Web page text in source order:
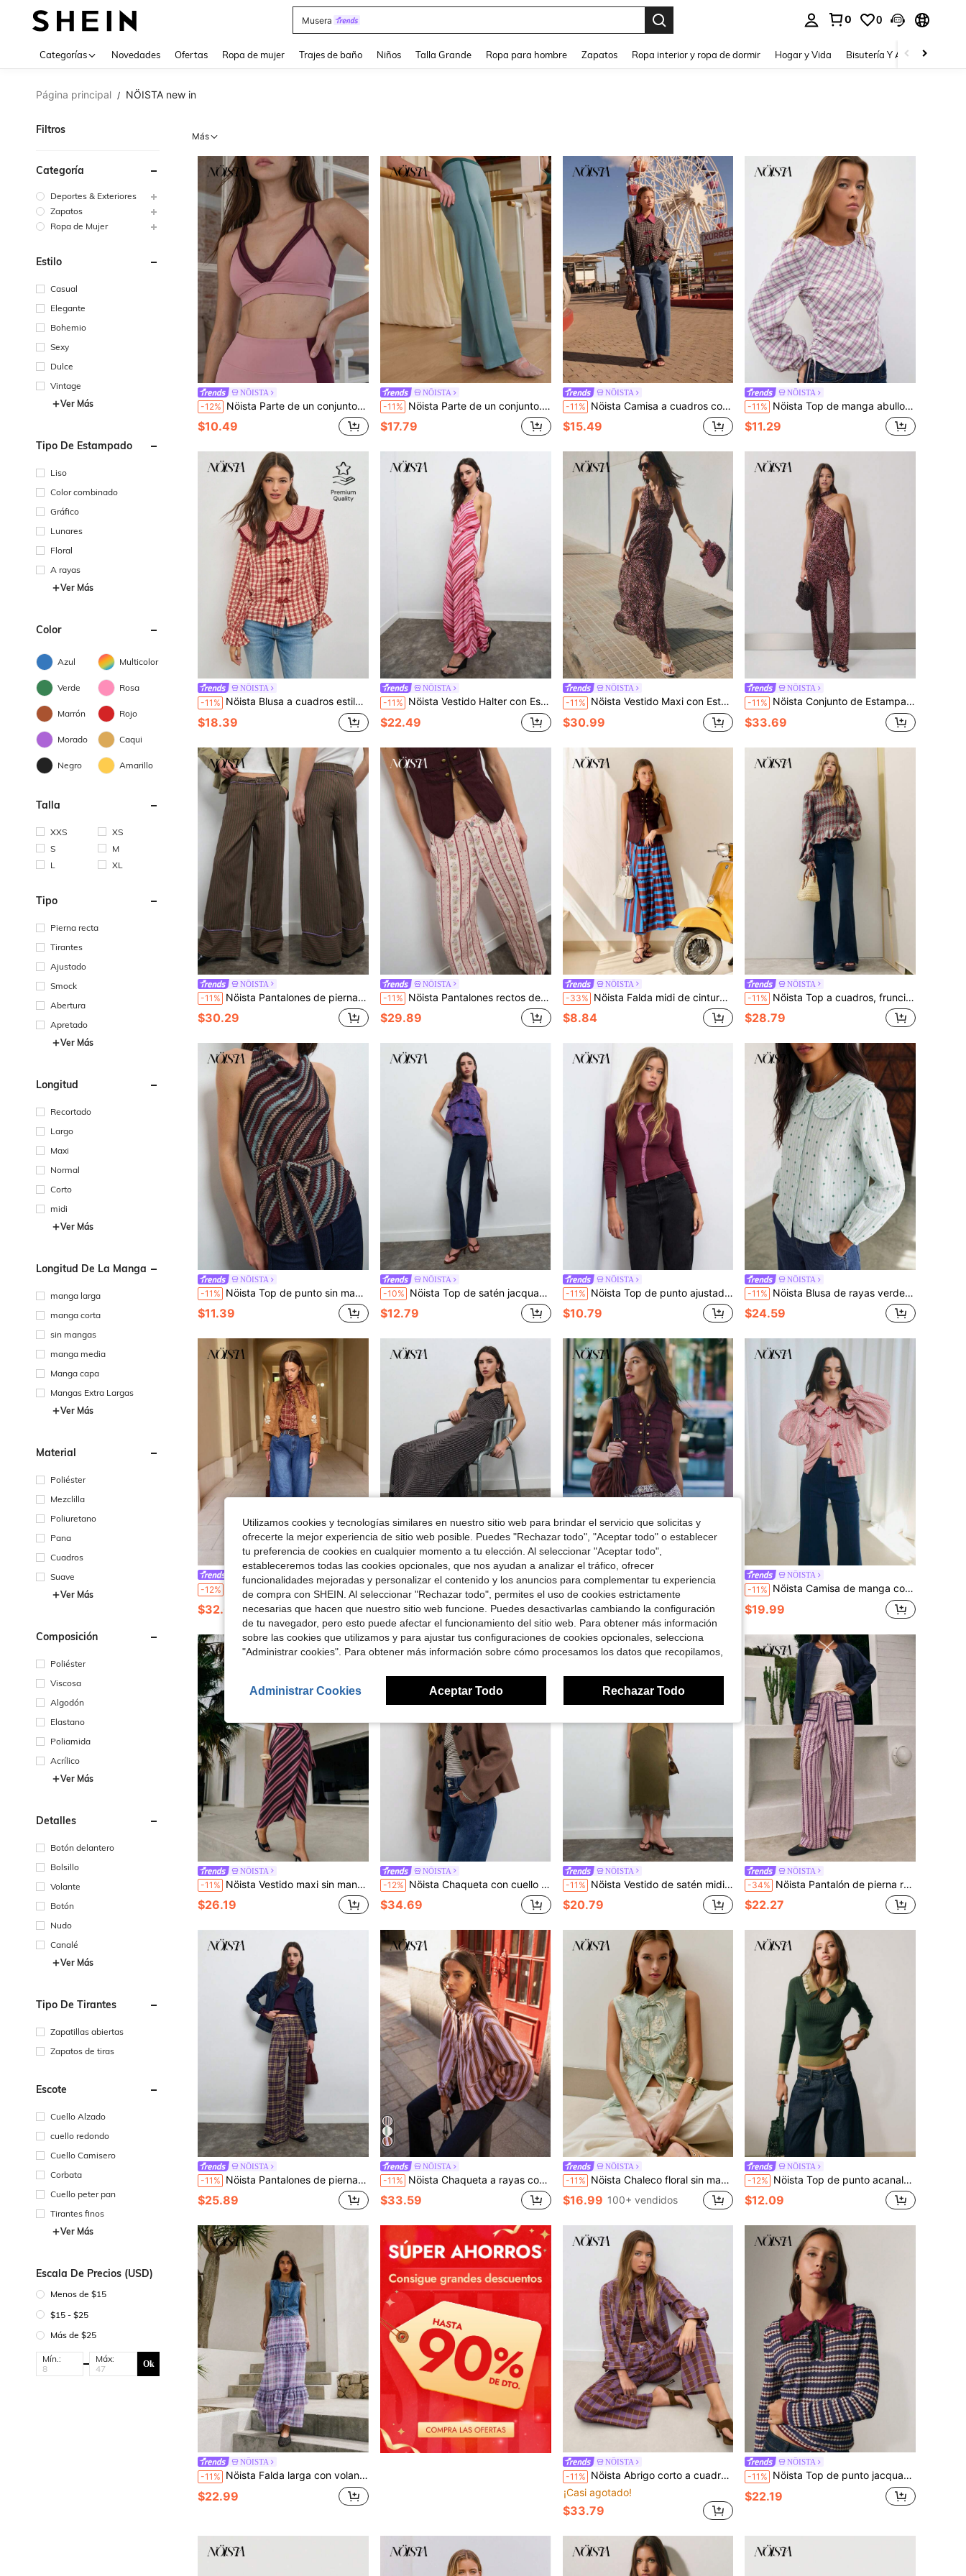
Musera 0 0
Categorías Novedades Ofertas Ropa de mujer Trajes de baño Niños Talla Grande Ropa para hombre Zapatos Ropa interior y ropa de dormir Hogar y Vida Bisutería Y Accesorios
Página principal / NÖISTA new in
Filtros
Categoría
Deportes & Exteriores
Zapatos
Ropa de Mujer
Estilo
Casual
Elegante
Bohemio
Sexy
Dulce
Vintage
Ver Más
Tipo De Estampado
Liso
Color combinado
Gráfico
Lunares
Floral
A rayas
Ver Más
Color
Azul Multicolor
Verde Rosa
Marrón Rojo
Morado Caqui
Negro Amarillo
Talla
XXS
XS
S
M
L
XL
Tipo
Pierna recta
Tirantes
Ajustado
Smock
Abertura
Apretado
Ver Más
Longitud
Recortado
Largo
Maxi
Normal
Corto
midi
Ver Más
Longitud De La Manga
manga larga
manga corta
sin mangas
manga media
Manga capa
Mangas Extra Largas
Ver Más
Material
Poliéster
Mezclilla
Poliuretano
Pana
Cuadros
Suave
Ver Más
Composición
Poliéster
Viscosa
Algodón
Elastano
Poliamida
Acrílico
Ver Más
Detalles
Botón delantero
Bolsillo
Volante
Botón
Nudo
Canalé
Ver Más
Tipo De Tirantes
Zapatillas abiertas
Zapatos de tiras
Escote
Cuello Alzado
cuello redondo
Cuello Camisero
Corbata
Cuello peter pan
Tirantes finos
Ver Más
Escala De Precios (USD)
Menos de $15
$15 - $25
Más de $25
Mín.: Máx: Ok
Más
NÖISTA
-12% Nöista Parte de un conjunto. Sujetador deportivo de capas en color rosa pálido y burdeos con escote en V, tirantes dobles y detalle de espalda cruzada. Ropa deportiva, entrenamiento, yoga
$10.49
NÖISTA
-11% Nöista Parte de un conjunto. Pantalón acampanado sin costuras en verde con franja lateral en contraste. Forma de V en la parte trasera. Perfecto para ropa deportiva, barre, yoga y gimnasio, otoño
$17.79
NÖISTA
-11% Nöista Camisa a cuadros con cuello fucsia. Otoño, ropa de oficina, brunch, estilo casual chic.
$15.49
NÖISTA
-11% Nöista Top de manga abullonada a cuadros lila con cuello redondo y detalle de botones, para usar en brunch, citas, fiestas, cenas casuales, romántico, otoño, invierno
$11.29
NÖISTA
-11% Nöista Blusa a cuadros estilo chino con cuello Peter Pan. Estilo casual chic para otoño y escuela.
$18.39
NÖISTA
-11% Nöista Vestido Halter con Estampado a Rayas en Forma de V en Tonos Rosa y Burdeos con Espalda Abierta. Atuendo de Otoño para Mujeres
$22.49
NÖISTA
-11% Nöista Vestido Maxi con Estampado y Cuello Halter. Otoño, Ropa para Ocasiones, Vacaciones, Fiesta, Estilo Elegante.
$30.99
NÖISTA
-11% Nöista Conjunto de Estampado Geométrico Burdeos. Otoño, Vacaciones, Resort, Fiesta, Estilo Elegante.
$33.69
NÖISTA
-11% Nöista Pantalones de pierna ancha con rayas verticales, de cintura alta, contrastantes, cómodos, prácticos, casuales. Primavera otoño, fáciles de combinar, opción ideal de pantalones.
$30.29
NÖISTA
-11% Nöista Pantalones rectos de cintura alta con estampado. Elegantes, cómodos y transpirables. Otoño, prácticos y versátiles, vuelta al cole
$29.89
NÖISTA
-33% Nöista Falda midi de cintura alta, línea A, azul y marrón ancho, tela suave y de piel, uso casual para vacaciones en primavera, verano, otoño, altamente versátil y fácil
$8.84
NÖISTA
-11% Nöista Top a cuadros, fruncido, con mangas abullonadas, de tela transpirable. Estilo preppy, dulce, elegancia francesa, para verano, otoño o vacaciones. Vuelta al colegio
$28.79
NÖISTA
-11% Nöista Top de punto sin mangas, corte al bies, ajustado, estilo bohemio. Elegante, salidas casuales, vacaciones primavera, verano, otoño. Combinar con chaqueta
$11.39
NÖISTA
-10% Nöista Top de satén jacquard morado con cuello halter y volantes; Evento formal, otoño, invierno, fiestas de verano, citas, invitada de boda, salir, vuelta al colegio
$12.79
NÖISTA
-11% Nöista Top de punto ajustado color burdeos, suave, excelente elasticidad, elegante y práctico, primavera otoño, fiestas, citas, pieza indispensable en cualquier armario moderno.
$10.79
NÖISTA
-11% Nöista Blusa de rayas verdes y puntos con cuello. Oficina, universidad, universidad, brunch, citas, uso diario, otoño, capas de otoño, atuendos de invierno para mujeres.
$24.59
NÖISTA
-12% Nöista Chaqueta de ante marrón con cuello con volantes, bordado floral y bolsillos con parche. Brunch, de día a noche. Chaqueta de mujer para otoño e invierno, vuelta al colegio
$32.09
NÖISTA
-11% Nöista Vestido Maxi Deslizante con Escote en V y Encaje en Contraste. Perfecto para Ocasiones, Noches, Fiestas, Uso Diario/Brunch, Citas Nocturnas, Otoño, Invierno
$23.09
NÖISTA
-11% Nöista Top de inspiración militar con cuello de pie y botones metálicos para festivales y looks de salir.
$23.19
NÖISTA
-11% Nöista Camisa de manga corta con cuello Peter Pan a cuadros
$19.99
NÖISTA
-11% Nöista Vestido maxi sin mangas a rayas, corte A, elegante, estilo retro. Adecuado para uso diario, vacaciones y diversas ocasiones en verano.
$26.19
NÖISTA
-12% Nöista Chaqueta con cuello Mao y detalle de botones. Otoño, ropa de oficina, ropa de ocasión, estilo elegante.
$34.69
NÖISTA
-11% Nöista Vestido de satén midi color oliva con encaje. Ideal para ocasiones, vacaciones y vestimenta de día a noche. Atuendos de otoño e invierno. Ropa de mujer.
$20.79
NÖISTA
-34% Nöista Pantalón de pierna recta de cintura alta y corte holgado con rayas geométricas moradas.Paseos por la ciudad, verano, otoño, regreso a la escuela
$22.27
NÖISTA
-11% Nöista Pantalones de pierna ancha con cuadros escoceses morados y pliegues. Atuendos diarios, ropa para ocasiones, oficina, de día a noche, otoño, otoño, atuendos de invierno para mujeres.
$25.89
NÖISTA
-11% Nöista Chaqueta a rayas con apertura frontal con botones de presión plateados, rayas en colores azul y rojo. Ropa de primavera para mujer, conjuntos casuales para mujer, conjunto de mujer Saint John, ropa de mujer, atuendos de verano para mujer, elegante. Vacaciones, lujo, salir, boda, fiesta, festival, vacaciones, verano
$33.59
NÖISTA
-11% Nöista Chaleco floral sin mangas con ajuste relajado para vacaciones de verano y looks casuales de uso diario.
$16.99 100+ vendidos
NÖISTA
-12% Nöista Top de punto acanalado verde oscuro con cuello con volantes y detalle de ojo de cerradura. Oficina, casual, universidad, escuela, capas. Otoño, invierno, para mujer
$12.09
NÖISTA
-11% Nöista Falda larga con volantes escalonados a cuadros color lila con cintura elástica; usar para picnics, brunch, festivales, vacaciones, estilo bohemio, romántico, verano. Capas, otoño
$22.99
NÖISTA
-11% Nöista Abrigo corto a cuadros púrpura y marrón. Otoño, vacaciones, casual chic, estilo elegante.
¡Casi agotado!
$33.79
NÖISTA
-11% Nöista Top de punto jacquard morado con cuello burdeos y pechera de botones con volantes. Oficina, casual elegante, prendas de punto, otoño invierno, vuelta al colegio.
$22.19
Utilizamos cookies y tecnologías similares en nuestro sitio web para brindar el servicio que solicitas y
ofrecerte la mejor experiencia de sitio web posible. Puedes "Rechazar todo", "Aceptar todo" o establecer
tu preferencia de cookies en cualquier momento a tu elección. Al seleccionar "Aceptar todo",
estableceremos todas las cookies opcionales, que nos ayudan a analizar el tráfico, ofrecer
funcionalidades mejoradas y personalizar el contenido y los anuncios para complementar tu experiencia
de compra con SHEIN. Al seleccionar "Rechazar todo", permites el uso de cookies estrictamente
necesarias que hacen que nuestro sitio web funcione. Puedes desactivarlas cambiando la configuración
de tu navegador, pero esto puede afectar el funcionamiento del sitio web. Para obtener más información
sobre las cookies que utilizamos y para ajustar tus configuraciones de cookies opcionales, selecciona
"Administrar cookies". Para obtener más información sobre cómo procesamos los datos que recopilamos,
Administrar Cookies Aceptar Todo Rechazar Todo